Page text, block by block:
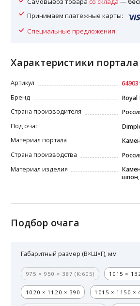
Принимаем платежные карты:
Специальные предложения
Характеристики портала
Артикул
Бренд
Royal
Страна производителя
Под очаг
Материал портала
Страна производства
Материал изделия
шпон,
Подбор очага
Габаритный размер (В×Ш×Г), мм
975 × 950 × 387 (K:605) 1015 ×
1020 × 1120 × 390 1015 × 1150 ×